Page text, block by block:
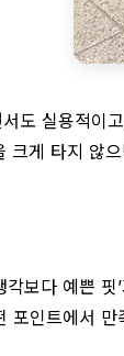
도 실용적
크게 타지 않
보다 예쁜
포인트에서